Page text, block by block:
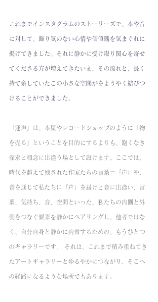
これまでインスタグラムのストーリーズで、本や音
に対して、飾り気のない心情や価値観を気まぐれに
掲げてきました。それに静かに受け取り関心を寄せ
てくださる方が増えてきたいま、その流れと、長く
持て余していたこの小さな空間がをようやく結びつ
けることができました。
「逢声」は、本屋やレコードショップのように「物
を売る」ということを目的にするよりも、飽くなき
探求と概念に出逢う場として設けます。ここでは、
時代を越えて残された作家たちの言葉＝「声」や、
音を通じて私たちに「声」を届けと音に出逢い、言
葉、気持ち、音、空間といった、私たちの内側と外
側をつなぐ要素を静かにペアリングし、他者ではな
く、自分自身と静かに内省するための、もうひとつ
のギャラリーです。 それは、これまで積み重ねてき
たアートギャラリーとゆるやかにつながり、そこへ
の経路になるような場所でもあります。